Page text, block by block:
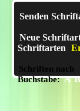
Senden
Neue
Schriftarten
Schriften nach
Buchstabe:A B